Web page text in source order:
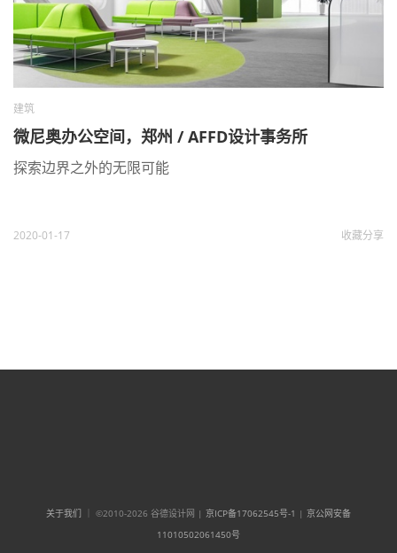
建筑
微尼奥办公空间，郑州 / AFFD设计事务所
探索边界之外的无限可能
2020-01-17 收藏分享
关于我们 ｜ ©2010-2026 谷德设计网 | 京ICP备17062545号-1 | 京公网安备
11010502061450号